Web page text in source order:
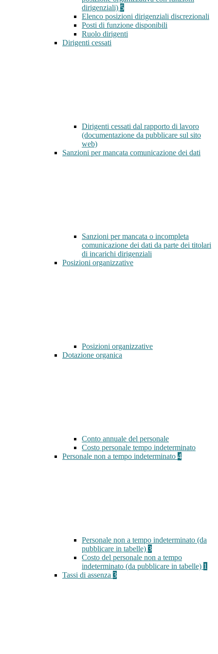
dirigenziali) 5
Elenco posizioni dirigenziali discrezionali
Posti di funzione disponibili
Ruolo dirigenti
Dirigenti cessati
Dirigenti cessati dal rapporto di lavoro
(documentazione da pubblicare sul sito
web)
Sanzioni per mancata comunicazione dei dati
Sanzioni per mancata o incompleta
comunicazione dei dati da parte dei titolari
di incarichi dirigenziali
Posizioni organizzative
Posizioni organizzative
Dotazione organica
Conto annuale del personale
Costo personale tempo indeterminato
Personale non a tempo indeterminato 4
Personale non a tempo indeterminato (da
pubblicare in tabelle) 3
Costo del personale non a tempo
indeterminato (da pubblicare in tabelle) 1
Tassi di assenza 3